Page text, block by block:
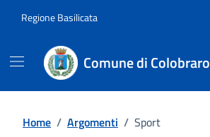
Regione Basilicata
Comune di Colobraro
Home / Argomenti / Sport